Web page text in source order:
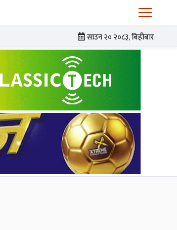
साउन २० २०८३, बिहीबार